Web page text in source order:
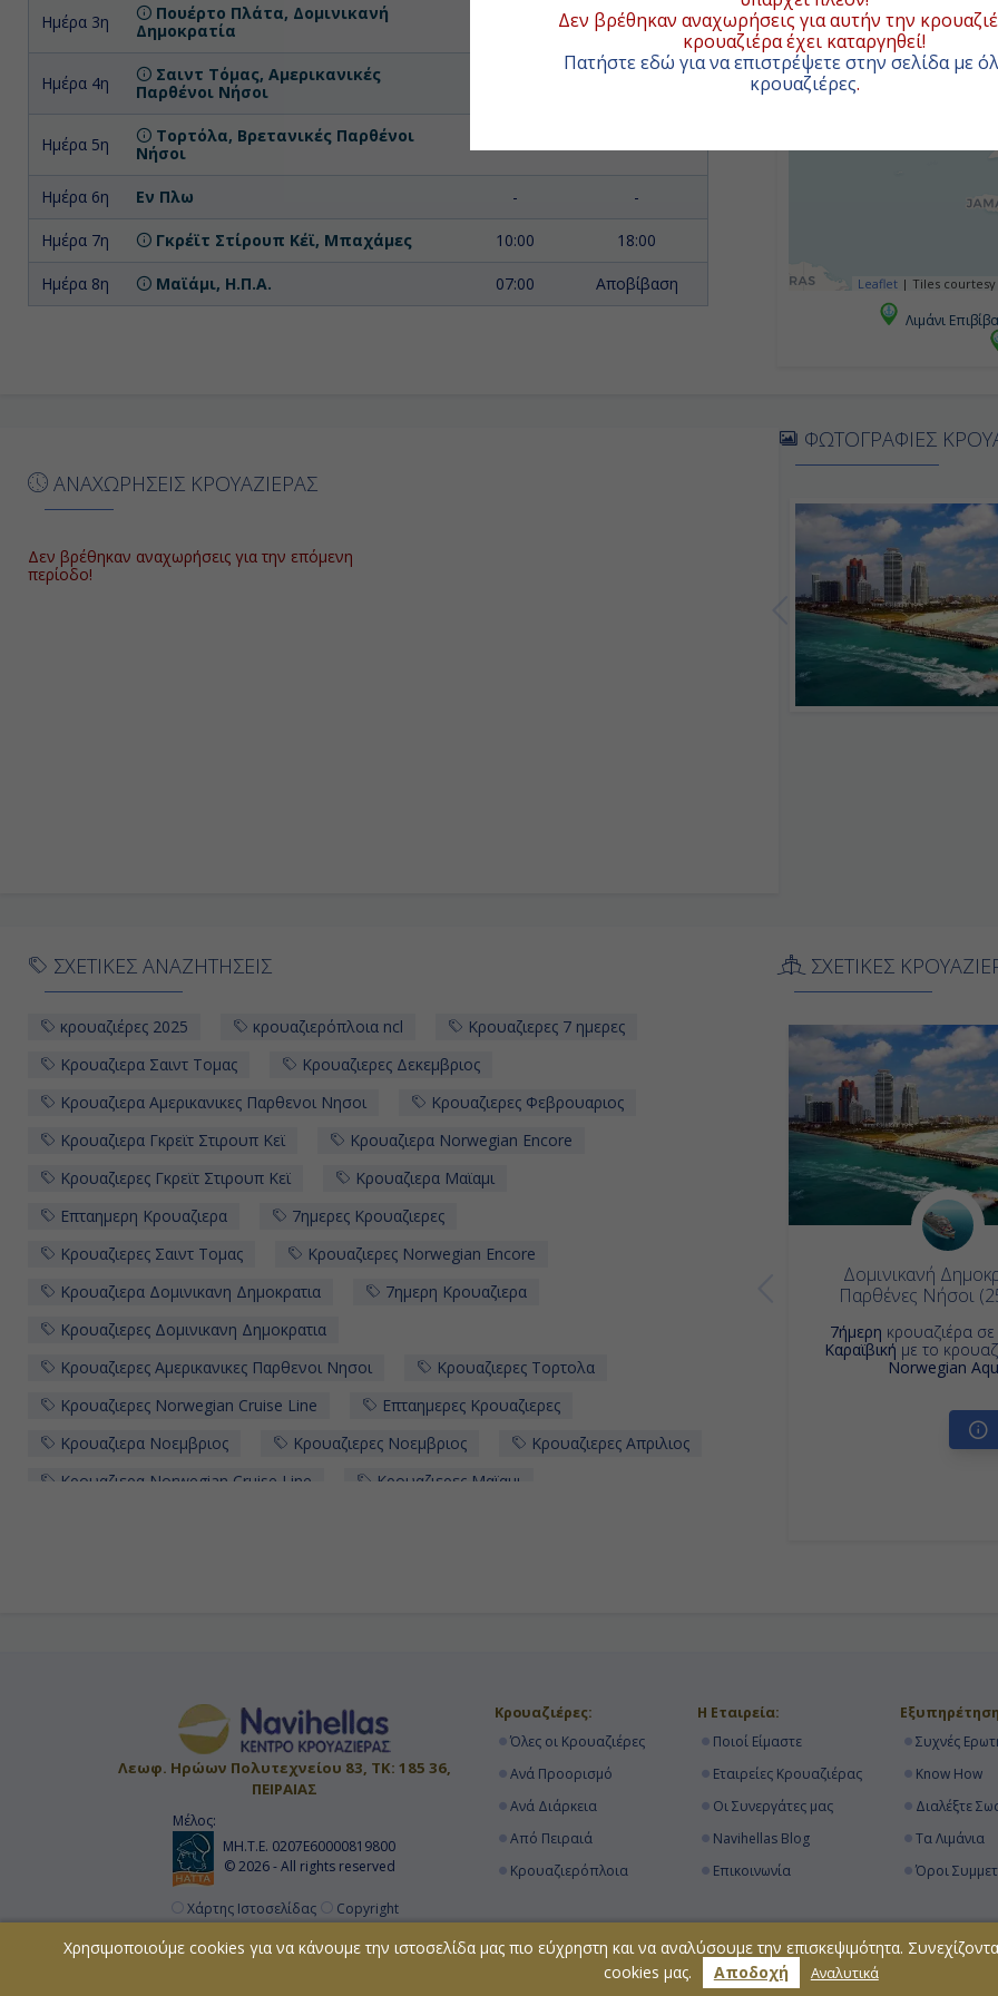
Χρησιμοποιούμε cookies για να κάνουμε την ιστοσελίδα μας πιο εύχρηστη και να αναλύσουμε την επισκεψιμότητα.
cookies μας.
Αποδοχή Αναλυτικά
Δεν βρέθηκαν αναχωρήσεις για αυτήν την
κρουαζιέρα έχει καταργηθεί!
Πατήστε εδώ για να επιστρέψετε στην σελίδα με
κρουαζιέρες.
Ημέρα 3η
Πουέρτο Πλάτα, Δομινικανή
Δημοκρατία
15:00
Ημέρα 4η
Σαιντ Τόμας, Αμερικανικές
Παρθένοι Νήσοι
Ημέρα 5η
Τορτόλα, Βρετανικές Παρθένοι
Νήσοι
Ημέρα 6η Εν Πλω - -
Ημέρα 7η Γκρέϊτ Στίρουπ Κέϊ, Μπαχάμες 10:00 18:00
Ημέρα 8η Μαϊάμι, Η.Π.Α. 07:00 Αποβίβαση Leaflet | Tiles
Λιμάνι
ΑΝΑΧΩΡΗΣΕΙΣ ΚΡΟΥΑΖΙΕΡΑΣ
Δεν βρέθηκαν αναχωρήσεις για την επόμενη
περίοδο!
ΦΩΤΟΓΡΑΦΙΕΣ
ΣΧΕΤΙΚΕΣ ΑΝΑΖΗΤΗΣΕΙΣ
κρουαζιέρες 2025 κρουαζιερόπλοια ncl
Κρουαζιερες 7 ημερες
Κρουαζιερα Σαιντ Τομας
Κρουαζιερες Δεκεμβριος
Κρουαζιερα Αμερικανικες Παρθενοι Νησοι
Κρουαζιερες Φεβρουαριος
Κρουαζιερα Γκρεϊτ Στιρουπ Κεϊ
Κρουαζιερα Norwegian Encore
Κρουαζιερες Γκρεϊτ Στιρουπ Κεϊ
Κρουαζιερα Μαϊαμι
Επταημερη Κρουαζιερα
7ημερες Κρουαζιερες
Κρουαζιερες Σαιντ Τομας
Κρουαζιερες Norwegian Encore
Κρουαζιερα Δομινικανη Δημοκρατια
7ημερη Κρουαζιερα
Κρουαζιερες Δομινικανη Δημοκρατια
Κρουαζιερες Αμερικανικες Παρθενοι Νησοι
Κρουαζιερες Τορτολα
Κρουαζιερες Norwegian Cruise Line
Επταημερες Κρουαζιερες
Κρουαζιερα Νοεμβριος
Κρουαζιερες Νοεμβριος
Κρουαζιερες Απριλιος
Κρουαζιερα Norwegian Cruise Line
Κρουαζιερες Μαϊαμι
Κρουαζιερα Βρετανικες Παρθενοι Νησοι
Κρουαζιερες Μπαχαμες
Κρουαζιερα Δεκεμβριος
Κρουαζιερα 7 ημερες
Κρουαζιερα Καραϊβικη και Κουβα
Κρουαζιερα απο Μαϊαμι
Κρουαζιερες Καραϊβικη και Κουβα
Κρουαζιερα Απριλιος
ΣΧΕΤΙΚΕΣ
Δομινικανή
Παρθένες Νήσοι
7ήμερη κρουαζιέρα σε
Καραϊβική με το
Norwegian
Λεωφ. Ηρώων Πολυτεχνείου 83, ΤΚ: 185 36,
ΠΕΙΡΑΙΑΣ
Μέλος:
ΜΗ.Τ.Ε. 0207Ε60000819800
© 2026 - All rights reserved
Χάρτης Ιστοσελίδας Copyright
Κρουαζιέρες:
Όλες οι Κρουαζιέρες
Ανά Προορισμό
Ανά Διάρκεια
Από Πειραιά
Κρουαζιερόπλοια
Η Εταιρεία:
Ποιοί Είμαστε
Εταιρείες Κρουαζιέρας
Οι Συνεργάτες μας
Navihellas Blog
Επικοινωνία
Συχνές
Know How
Διαλέξτε
Τα Λιμάνια
Όροι
Απαγορεύεται η αναπαραγωγή του περιεχομένου της ιστοσελίδας με οιανδήποτε τρόπο και μέσο. Για περισσότερες